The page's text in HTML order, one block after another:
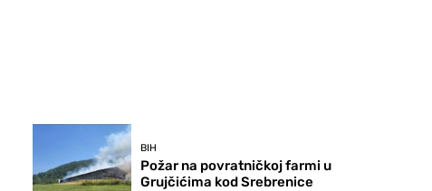
BIH
Požar na povratničkoj farmi u
Grujčićima kod Srebrenice